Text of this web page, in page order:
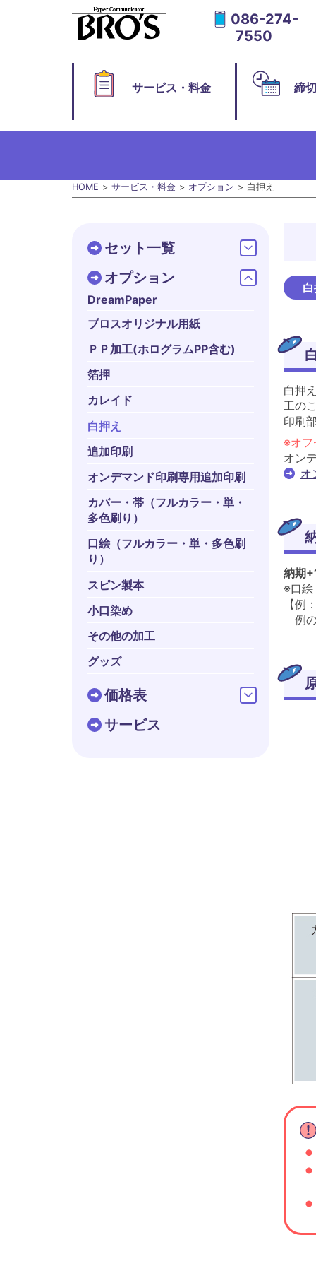
086-274-
7550
サービス・料金 締
HOME サービス・料金 オプション 白押え
セット一覧
オプション
DreamPaper
ブロスオリジナル用紙
ＰＰ加工(ホログラムPP含む)
箔押
カレイド
白押え
追加印刷
オンデマンド印刷専用追加印刷
カバー・帯（フルカラー・単・
多色刷り）
口絵（フルカラー・単・多色刷
り）
スピン製本
小口染め
その他の加工
グッズ
価格表
サービス
白押
工の
印刷
※オフ
オン
オ
納期
※口絵
【例
例